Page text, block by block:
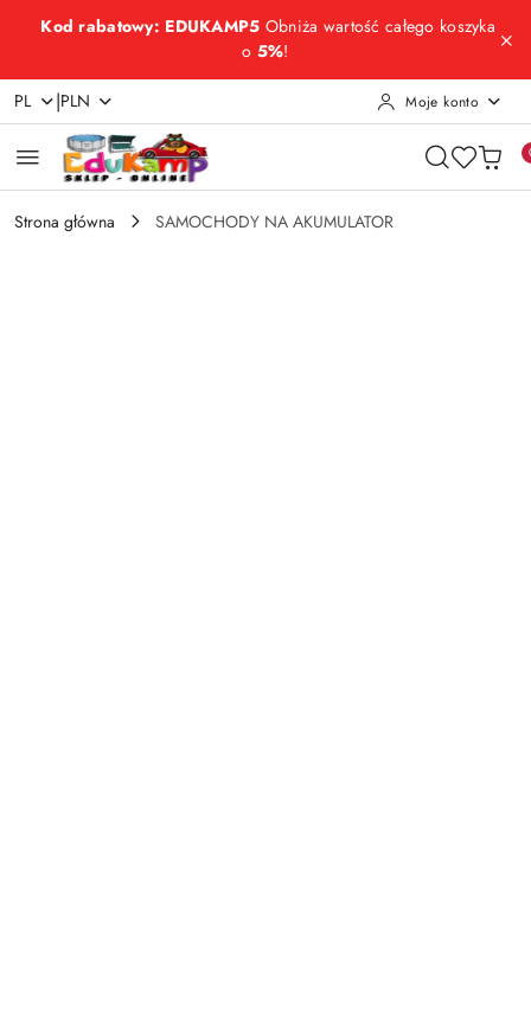
Przejdź do treści głównej
Przejdź do wyszukiwarki
Przejdź do moje konto
Przejdź do menu głównego
Przejdź do opisu produktu
Przejdź do stopki
Kod rabatowy: EDUKAMP5 Obniża wartość całego koszyka
o 5%!
PL |PLN Moje konto
Strona główna SAMOCHODY NA AKUMULATOR